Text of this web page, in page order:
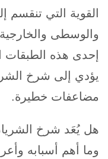
القوية التي تنقسم
والوسطى
إحدى هذه الطبقات
يؤدي إلى شرخ
مضاعفات خطيرة.
هل يُعَد شرخ
وما أهم أسبابه